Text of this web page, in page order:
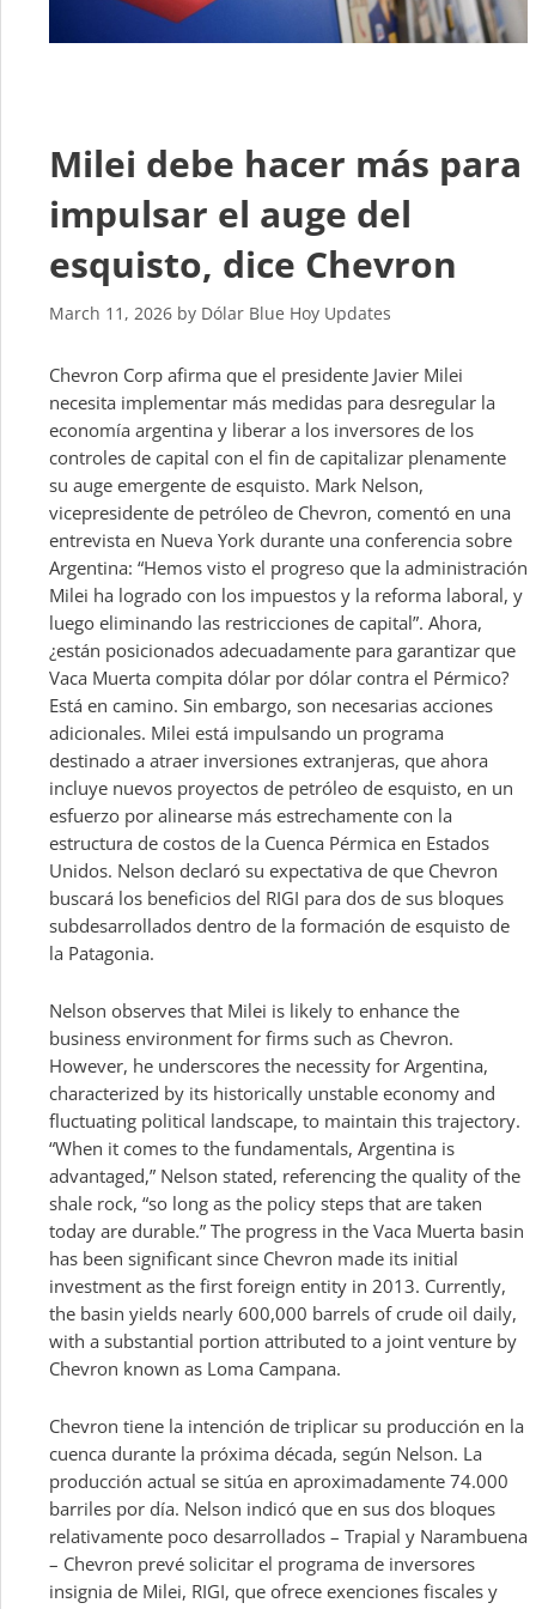
Milei debe hacer más para
impulsar el auge del
esquisto, dice Chevron
March 11, 2026 by Dólar Blue Hoy Updates
Chevron Corp afirma que el presidente Javier Milei
necesita implementar más medidas para desregular la
economía argentina y liberar a los inversores de los
controles de capital con el fin de capitalizar plenamente
su auge emergente de esquisto. Mark Nelson,
vicepresidente de petróleo de Chevron, comentó en una
entrevista en Nueva York durante una conferencia sobre
Argentina: “Hemos visto el progreso que la administración
Milei ha logrado con los impuestos y la reforma laboral, y
luego eliminando las restricciones de capital”. Ahora,
¿están posicionados adecuadamente para garantizar que
Vaca Muerta compita dólar por dólar contra el Pérmico?
Está en camino. Sin embargo, son necesarias acciones
adicionales. Milei está impulsando un programa
destinado a atraer inversiones extranjeras, que ahora
incluye nuevos proyectos de petróleo de esquisto, en un
esfuerzo por alinearse más estrechamente con la
estructura de costos de la Cuenca Pérmica en Estados
Unidos. Nelson declaró su expectativa de que Chevron
buscará los beneficios del RIGI para dos de sus bloques
subdesarrollados dentro de la formación de esquisto de
la Patagonia.
Nelson observes that Milei is likely to enhance the
business environment for firms such as Chevron.
However, he underscores the necessity for Argentina,
characterized by its historically unstable economy and
fluctuating political landscape, to maintain this trajectory.
“When it comes to the fundamentals, Argentina is
advantaged,” Nelson stated, referencing the quality of the
shale rock, “so long as the policy steps that are taken
today are durable.” The progress in the Vaca Muerta basin
has been significant since Chevron made its initial
investment as the first foreign entity in 2013. Currently,
the basin yields nearly 600,000 barrels of crude oil daily,
with a substantial portion attributed to a joint venture by
Chevron known as Loma Campana.
Chevron tiene la intención de triplicar su producción en la
cuenca durante la próxima década, según Nelson. La
producción actual se sitúa en aproximadamente 74.000
barriles por día. Nelson indicó que en sus dos bloques
relativamente poco desarrollados – Trapial y Narambuena
– Chevron prevé solicitar el programa de inversores
insignia de Milei, RIGI, que ofrece exenciones fiscales y